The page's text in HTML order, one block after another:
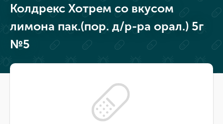
Колдрекс Хотрем со вкусом
лимона пак.(пор. д/р-ра орал.) 5г
№5